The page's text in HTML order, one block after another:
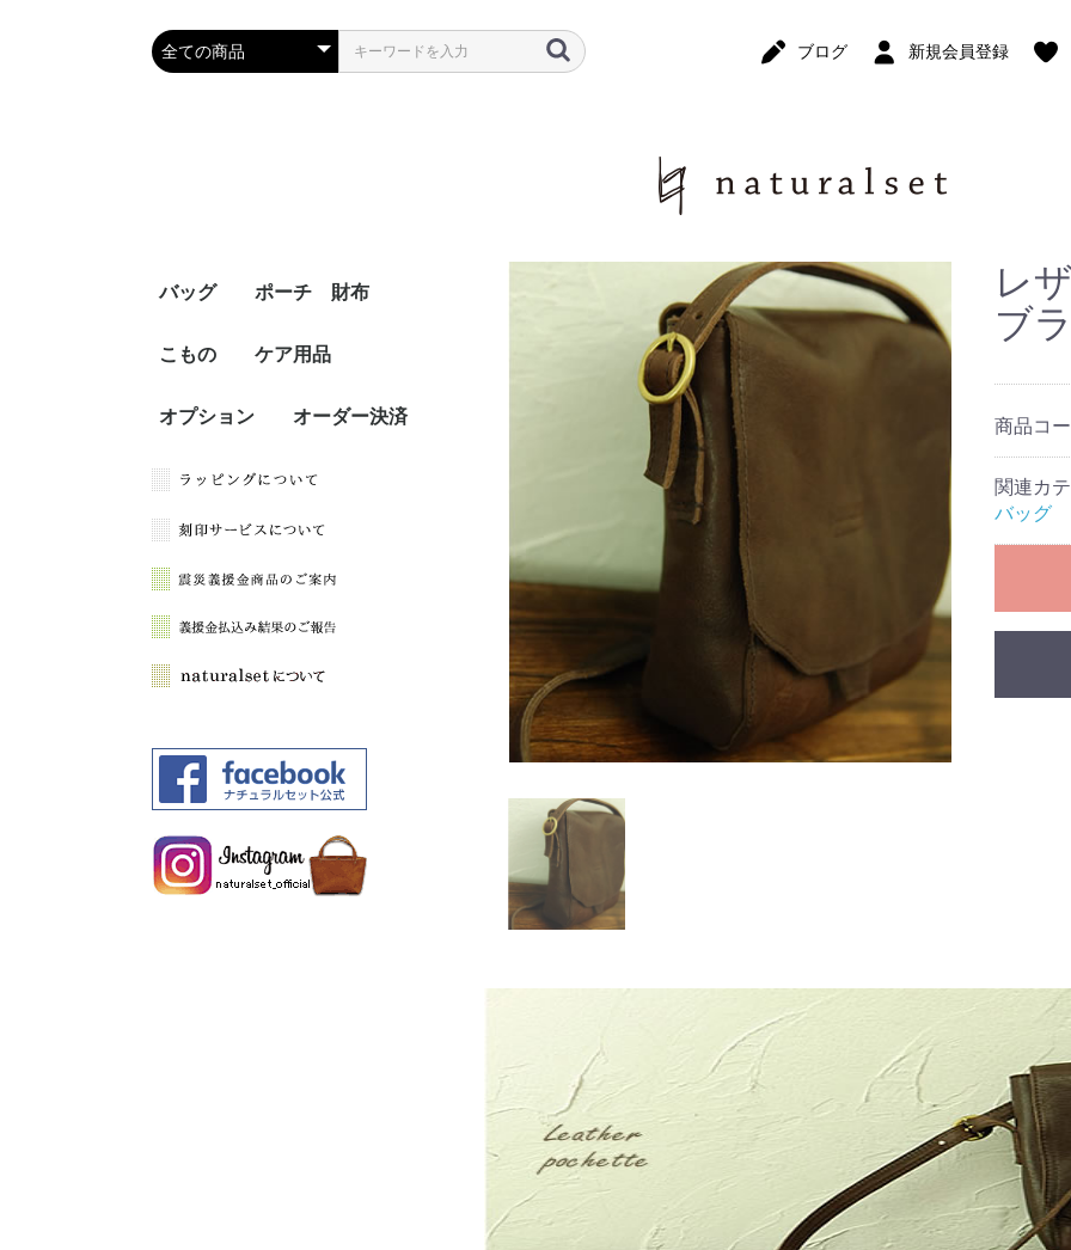
ブログ 新規会員登録
バッグ ポーチ 財布
こもの ケア用品
オプション オーダー決済
レ
ブ
商品コ
関連カ
バッグ